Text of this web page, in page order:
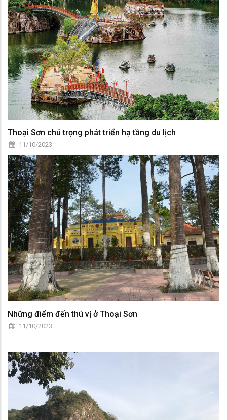
Thoại Sơn chú trọng phát triển hạ tầng du lịch
11/10/2023
Những điểm đến thú vị ở Thoại Sơn
11/10/2023